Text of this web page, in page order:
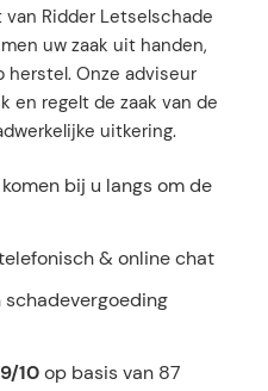
Ridder Letselschade
uw zaak uit handen,
Onze adviseur
en regelt de zaak van de
uitkering.
bij u langs om de
& online chat
schadevergoeding
10op basis van 87